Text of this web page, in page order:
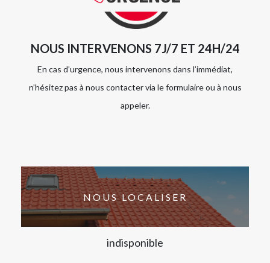
NOUS INTERVENONS 7J/7 ET 24H/24
En cas d’urgence, nous intervenons dans l’immédiat,
n’hésitez pas à nous contacter via le formulaire ou à nous
appeler.
NOUS LOCALISER
indisponible